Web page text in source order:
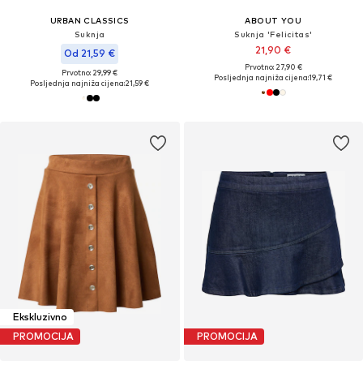
URBAN CLASSICS
Suknja
Od 21,59 €
Prvotno: 29,99 €
Posljednja najniža cijena:21,59 €
ABOUT YOU
Suknja 'Felicitas'
21,90 €
Prvotno: 27,90 €
Posljednja najniža cijena:19,71 €
Ekskluzivno
PROMOCIJA
PROMOCIJA